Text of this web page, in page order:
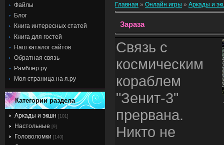
Файлы
Блог
Книга интересных статей
Книга для гостей
Наш каталог сайтов
Обратная связь
Рамблер ру
Моя страница на я.ру
Категории раздела
Аркады и экшн [101]
Настольные [9]
Головоломки [140]
Главная » Онлайн игры » Аркады и
Зараза
Связь с
космическим
кораблем
"Зенит-3"
прервана.
Никто не